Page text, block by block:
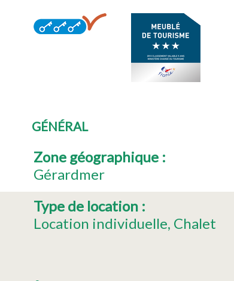
GÉNÉRAL
Zone géographique :
Gérardmer
Type de location :
Location individuelle Chalet